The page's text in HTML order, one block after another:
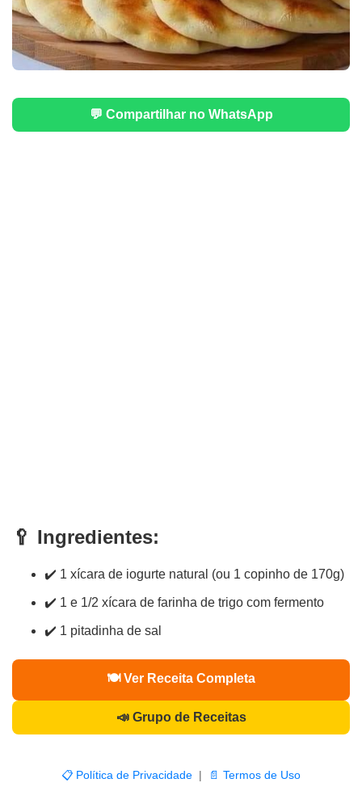
💬 Compartilhar no WhatsApp
🥄 Ingredientes:
✔️ 1 xícara de iogurte natural (ou 1 copinho de 170g)
✔️ 1 e 1/2 xícara de farinha de trigo com fermento
✔️ 1 pitadinha de sal
🍽️ Ver Receita Completa
📣 Grupo de Receitas
📋 Política de Privacidade 📄 Termos de Uso